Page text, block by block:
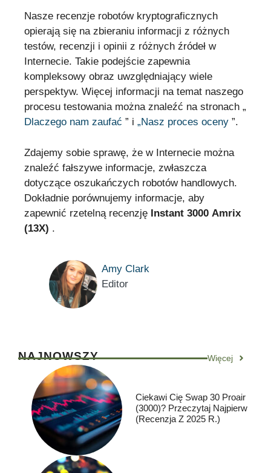
Nasze recenzje robotów kryptograficznych
opierają się na zbieraniu informacji z różnych
testów, recenzji i opinii z różnych źródeł w
Internecie. Takie podejście zapewnia
kompleksowy obraz uwzględniający wiele
perspektyw. Więcej informacji na temat naszego
procesu testowania można znaleźć na stronach „
Dlaczego nam zaufać ” i „Nasz proces oceny ”.
Zdajemy sobie sprawę, że w Internecie można
znaleźć fałszywe informacje, zwłaszcza
dotyczące oszukańczych robotów handlowych.
Dokładnie porównujemy informacje, aby
zapewnić rzetelną recenzję Instant 3000 Amrix
(13X) .
Amy Clark
Editor
NAJNOWSZY Więcej
Ciekawi Cię Swap 30 Proair
(3000)? Przeczytaj Najpierw
(Recenzja Z 2025 R.)